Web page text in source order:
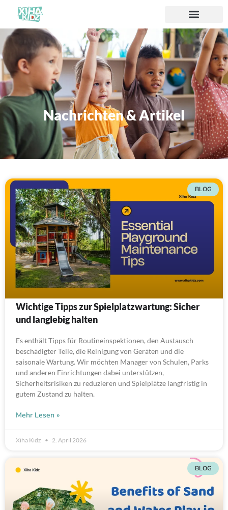
Nachrichten & Artikel
BLOG
Wichtige Tipps zur Spielplatzwartung: Sicher
und langlebig halten
Es enthält Tipps für Routineinspektionen, den Austausch
beschädigter Teile, die Reinigung von Geräten und die
saisonale Wartung. Wir möchten Manager von Schulen, Parks
und anderen Einrichtungen dabei unterstützen,
Sicherheitsrisiken zu reduzieren und Spielplätze langfristig in
gutem Zustand zu halten.
Mehr Lesen »
Xiha Kidz 2. April 2026
BLOG